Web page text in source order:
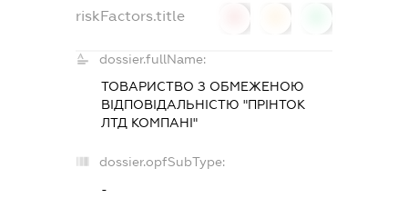
riskFactors.title
dossier.fullName:
ТОВАРИСТВО З ОБМЕЖЕНОЮ
ВІДПОВІДАЛЬНІСТЮ "ПРІНТОК
ЛТД КОМПАНІ"
dossier.opfSubType:
-